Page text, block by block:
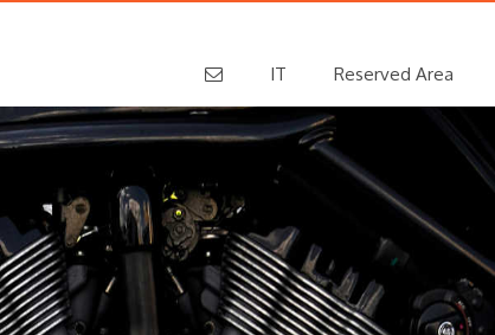
IT Reserved Area